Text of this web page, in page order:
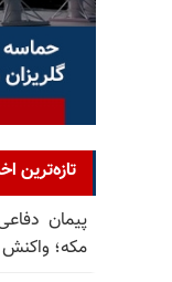
تازه‌ترین
پیمان
مکه؛